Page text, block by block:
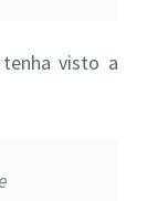
visto a